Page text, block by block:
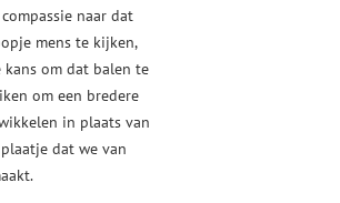
naar dat
mens te kijken,
om dat balen te
om een bredere
in plaats van
dat we van